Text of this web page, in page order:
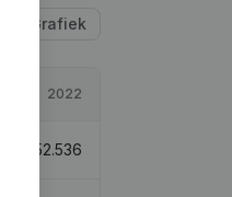
Grafiek
2022
3.852.536